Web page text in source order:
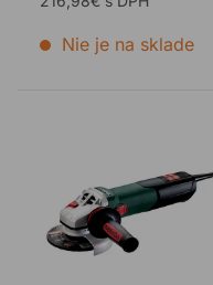
Nie je na sklade